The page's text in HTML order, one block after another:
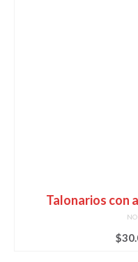
Talonarios con
$